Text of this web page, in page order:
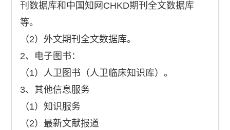
刊数据库和中国知网CHKD期刊全文数据库
等。
（2）外文期刊全文数据库。
2、电子图书：
（1）人卫图书（人卫临床知识库）。
3、其他信息服务
（1）知识服务
（2）最新文献报道